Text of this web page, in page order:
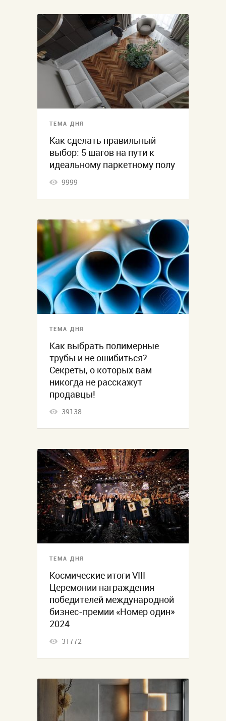
ТЕМА ДНЯ
Как сделать правильный
выбор: 5 шагов на пути к
идеальному паркетному полу
9999
ТЕМА ДНЯ
Как выбрать полимерные
трубы и не ошибиться?
Секреты, о которых вам
никогда не расскажут
продавцы!
39138
ТЕМА ДНЯ
Космические итоги VIII
Церемонии награждения
победителей международной
бизнес-премии «Номер один»
2024
31772